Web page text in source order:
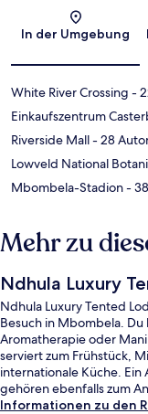
In der Umgebung
White River Crossing -
Einkaufszentrum
Riverside Mall- 28
Lowveld National
Mbombela-Stadion-
Mehr zu
Ndhula Luxury
Ndhula Luxury Tented
Besuch in Mbombela.
Aromatherapie oder
serviert zum Frühstück,
internationale Küche. Ein
gehören ebenfalls zum
Informationen zu den